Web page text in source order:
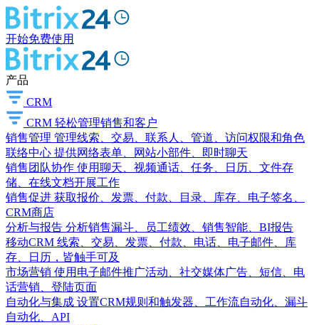
开始免费使用
产品
CRM
CRM 轻松管理销售和客户
销售管理 管理线索、交易、联系人、管道、访问权限和角色
联络中心 提供网络表单、网站小部件、即时聊天
销售团队协作 使用聊天、视频通话、任务、日历、文件存
储、在线文档开展工作
销售促进 获取报价、发票、付款、目录、库存、电子签名、
CRM商店
分析与报告 分析销售漏斗、员工绩效、销售智能、BI报告
移动CRM 线索、交易、发票、付款、电话、电子邮件、库
存、日历，皆触手可及
市场营销 使用电子邮件推广活动、社交媒体广告、短信、电
话营销、登陆页面
自动化与集成 设置CRM规则和触发器、工作流自动化、漏斗
自动化、API